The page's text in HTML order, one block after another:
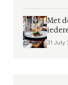
Met
31 July